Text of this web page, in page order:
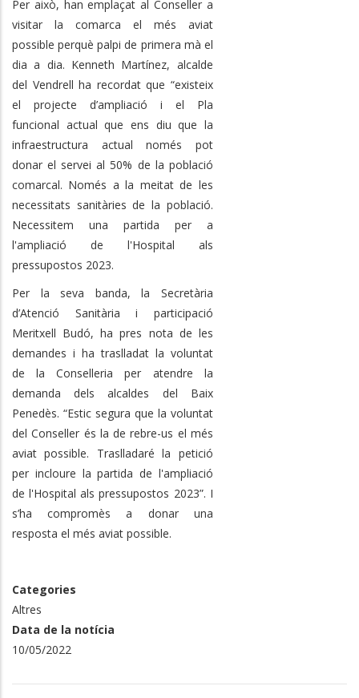
Per això, han emplaçat al Conseller a
visitar la comarca el més aviat
possible perquè palpi de primera mà el
dia a dia. Kenneth Martínez, alcalde
del Vendrell ha recordat que “existeix
el projecte d’ampliació i el Pla
funcional actual que ens diu que la
infraestructura actual només pot
donar el servei al 50% de la població
comarcal. Només a la meitat de les
necessitats sanitàries de la població.
Necessitem una partida per a
l'ampliació de l'Hospital als
pressupostos 2023.
Per la seva banda, la Secretària
d’Atenció Sanitària i participació
Meritxell Budó, ha pres nota de les
demandes i ha traslladat la voluntat
de la Conselleria per atendre la
demanda dels alcaldes del Baix
Penedès. “Estic segura que la voluntat
del Conseller és la de rebre-us el més
aviat possible. Traslladaré la petició
per incloure la partida de l'ampliació
de l'Hospital als pressupostos 2023”. I
s’ha compromès a donar una
resposta el més aviat possible.
Categories
Altres
Data de la notícia
10/05/2022